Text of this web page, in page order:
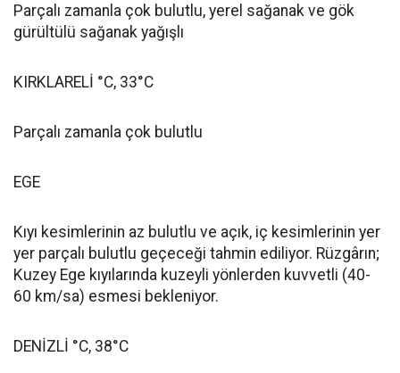
Parçalı zamanla çok bulutlu, yerel sağanak ve gök
gürültülü sağanak yağışlı
KIRKLARELİ °C, 33°C
Parçalı zamanla çok bulutlu
EGE
Kıyı kesimlerinin az bulutlu ve açık, iç kesimlerinin yer
yer parçalı bulutlu geçeceği tahmin ediliyor. Rüzgârın;
Kuzey Ege kıyılarında kuzeyli yönlerden kuvvetli (40-
60 km/sa) esmesi bekleniyor.
DENİZLİ °C, 38°C